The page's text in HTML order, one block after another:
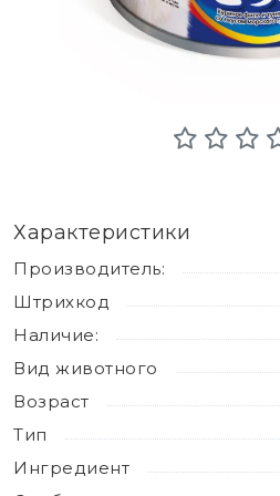
Характеристики
Производитель:
Штрихкод
Наличие:
Вид животного
Возраст
Тип
Ингредиент